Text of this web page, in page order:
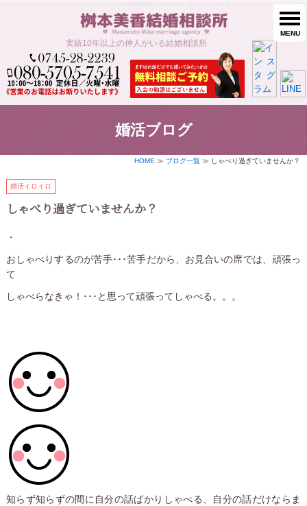
実績10年以上の仲人がいる結婚相談所
婚活ブログ
HOME ≫ ブログ一覧 ≫ しゃべり過ぎていませんか？
婚活イロイロ
しゃべり過ぎていませんか？
・
おしゃべりするのが苦手･･･苦手だから、お見合いの席では、頑張っ
て
しゃべらなきゃ！･･･と思って頑張ってしゃべる。。。
知らず知らずの間に自分の話ばかりしゃべる、自分の話だけならま
MENU